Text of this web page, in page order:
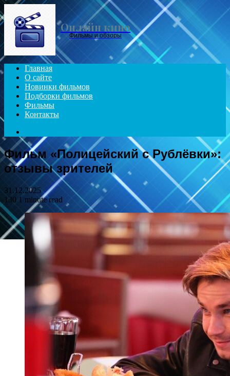
Menu
Онлайн кино
Фильмы и обзоры
Главная
О сайте
Новинки фильмов
Подборки фильмов
Фильмы
Контакты
for
Фильм «Полицейский с Рублёвки»:
отзывы зрителей
31.12.2025
130 1 minute read